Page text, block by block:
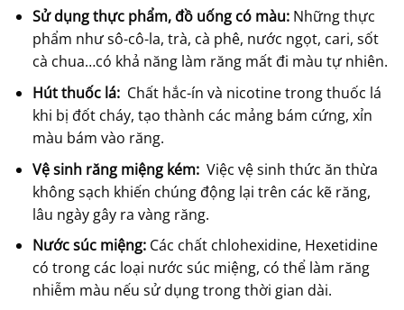
Sử dụng thực phẩm, đồ uống có màu: Những thực
phẩm như sô-cô-la, trà, cà phê, nước ngọt, cari, sốt
cà chua…có khả năng làm răng mất đi màu tự nhiên.
Hút thuốc lá:Chất hắc-ín và nicotine trong thuốc lá
khi bị đốt cháy, tạo thành các mảng bám cứng, xỉn
màu bám vào răng.
Vệ sinh răng miệng kém: Việc vệ sinh thức ăn thừa
không sạch khiến chúng động lại trên các kẽ răng,
lâu ngày gây ra vàng răng.
Nước súc miệng:Các chất chlohexidine, Hexetidine
có trong các loại nước súc miệng, có thể làm răng
nhiễm màu nếu sử dụng trong thời gian dài.